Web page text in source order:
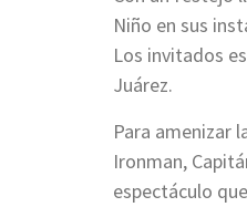
Niño en sus
Los invitados
Juárez.
Para amenizar
Ironman,
espectáculo